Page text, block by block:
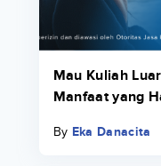
Mau Kuliah
Manfaat yang
By Eka Danacita